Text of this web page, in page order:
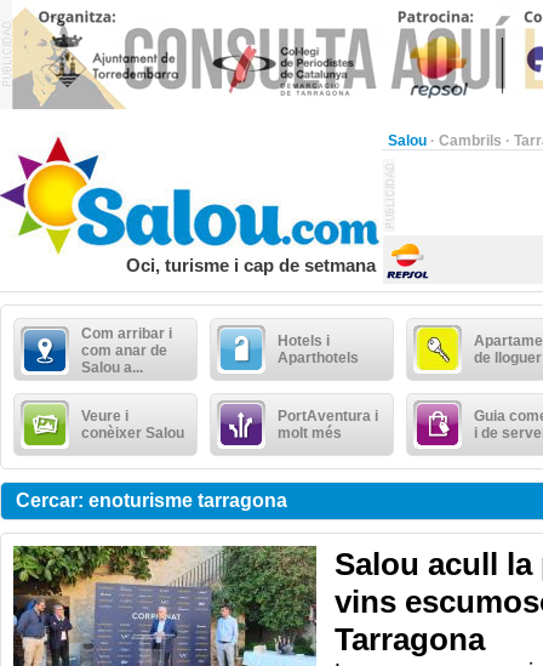
Salou · Cambrils ·
Oci, turisme i cap de setmana
Com arribar i
com anar de
Salou a...
Hotels i
Aparthotels
de lloguer
Veure i
conèixer Salou
PortAventura i
molt més
Guia
i de
Cercar: enoturisme tarragona
Salou acull
vins
Tarragona